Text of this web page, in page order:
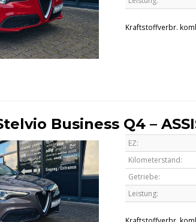
Kraftstoffverbr.
Business Q4 –
EZ:
Kilometerstand:
Getriebe:
Leistung:
Kraftstoffverbr.